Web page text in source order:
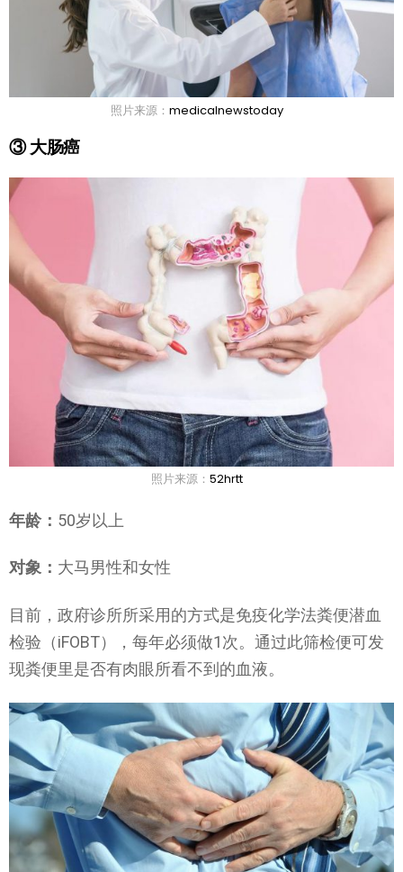
照片来源： medicalnewstoday
③ 大肠癌
照片来源： 52hrtt
年龄： 50岁以上
对象： 大马男性和女性
目前，政府诊所所采用的方式是免疫化学法粪便潜血
检验（iFOBT），每年必须做1次。通过此筛检便可发
现粪便里是否有肉眼所看不到的血液。